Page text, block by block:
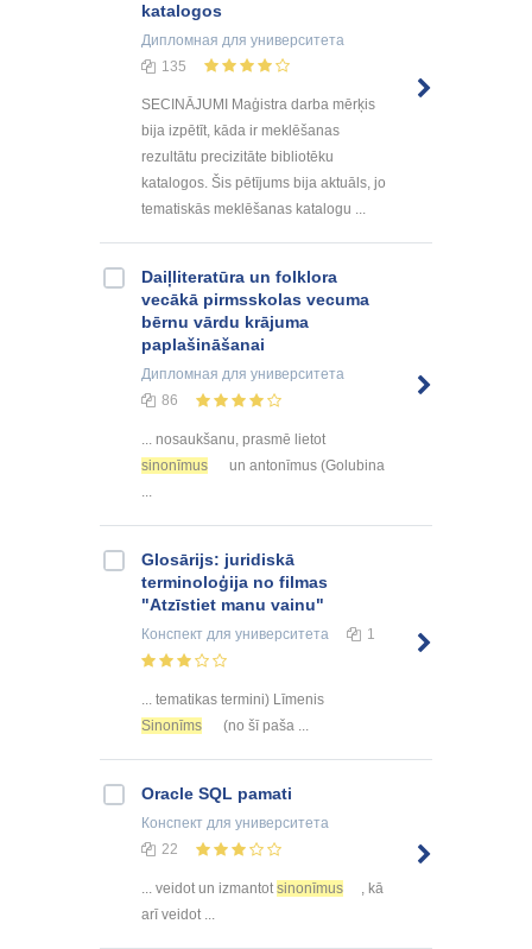
katalogos
Дипломная для университета
135
SECINĀJUMI Maģistra darba mērķis
bija izpētīt, kāda ir meklēšanas
rezultātu precizitāte bibliotēku
katalogos. Šis pētījums bija aktuāls, jo
tematiskās meklēšanas katalogu ...
Daiļliteratūra un folklora
vecākā pirmsskolas vecuma
bērnu vārdu krājuma
paplašināšanai
Дипломная для университета
86
... nosaukšanu, prasmē lietot
sinonīmus
un antonīmus (Golubina
...
Glosārijs: juridiskā
terminoloģija no filmas
"Atzīstiet manu vainu"
Конспект для университета 1
... tematikas termini) Līmenis
Sinonīms
(no šī paša ...
Oracle SQL pamati
Конспект для университета
22
... veidot un izmantotsinonīmus
, kā
arī veidot ...